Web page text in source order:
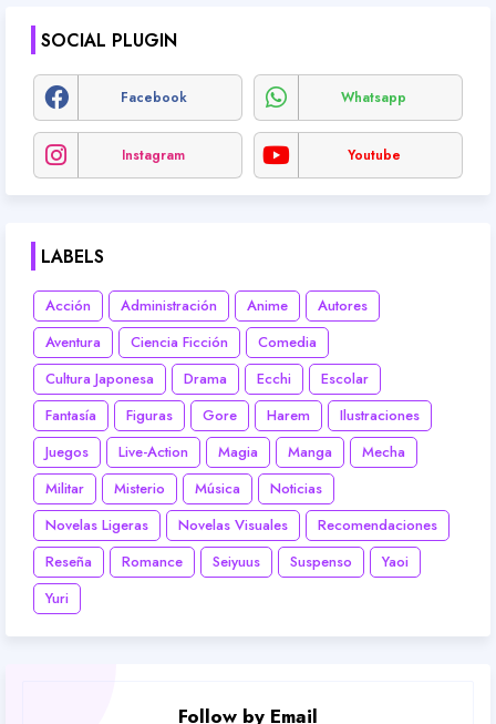
SOCIAL PLUGIN
Facebook Whatsapp
Instagram Youtube
LABELS
Acción Administración Anime
Autores
Aventura
Ciencia Ficción
Comedia
Cultura Japonesa
Drama Ecchi
Escolar
Fantasía
Figuras Gore Harem
Ilustraciones
Juegos
Live-Action Magia Manga
Mecha
Militar
Misterio Música
Noticias
Novelas Ligeras
Novelas Visuales
Recomendaciones
Reseña
Romance Seiyuus Suspenso
Yaoi
Yuri
Follow by Email